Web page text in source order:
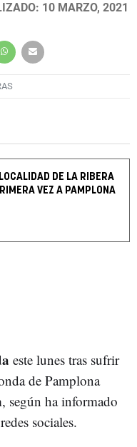
10 MARZO, 2021
DE LA RIBERA
VEZ A PAMPLONA
este lunes tras sufrir
de Pamplona
, según ha informado
sociales.